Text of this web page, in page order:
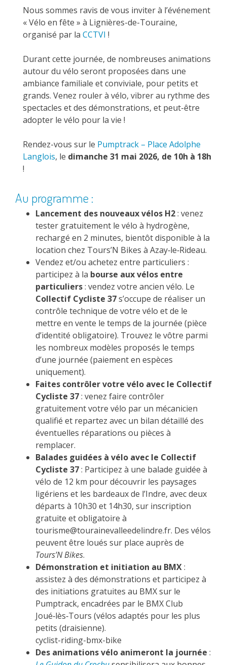
Nous sommes ravis de vous inviter à l’événement
« Vélo en fête » à Lignières-de-Touraine,
organisé par la CCTVI !
Durant cette journée, de nombreuses animations
autour du vélo seront proposées dans une
ambiance familiale et conviviale, pour petits et
grands. Venez rouler à vélo, vibrer au rythme des
spectacles et des démonstrations, et peut-être
adopter le vélo pour la vie !
Rendez-vous sur le Pumptrack – Place Adolphe
Langlois, le dimanche 31 mai 2026, de 10h à 18h
!
Au programme :
Lancement des nouveaux vélos H2: venez
tester gratuitement le vélo à hydrogène,
rechargé en 2 minutes, bientôt disponible à la
location chez Tours’N Bikes à Azay‑le‑Rideau.
Vendez et/ou achetez entre particuliers :
participez à la bourse aux vélos entre
particuliers: vendez votre ancien vélo. Le
Collectif Cycliste 37s’occupe de réaliser un
contrôle technique de votre vélo et de le
mettre en vente le temps de la journée (pièce
d’identité obligatoire). Trouvez le vôtre parmi
les nombreux modèles proposés le temps
d’une journée (paiement en espèces
uniquement).
Faites contrôler votre vélo avec le Collectif
Cycliste 37: venez faire contrôler
gratuitement votre vélo par un mécanicien
qualifié et repartez avec un bilan détaillé des
éventuelles réparations ou pièces à
remplacer.
Balades guidées à vélo avec le Collectif
Cycliste 37: Participez à une balade guidée à
vélo de 12 km pour découvrir les paysages
ligériens et les bardeaux de l’Indre, avec deux
départs à 10h30 et 14h30, sur inscription
gratuite et obligatoire à
tourisme@tourainevalleedelindre.fr. Des vélos
peuvent être loués sur place auprès de
Tours’N Bikes.
Démonstration et initiation au BMX:
assistez à des démonstrations et participez à
des initiations gratuites au BMX sur le
Pumptrack, encadrées par le BMX Club
Joué‑lès‑Tours (vélos adaptés pour les plus
petits (draisienne).
cyclist-riding-bmx-bike
Des animations vélo animeront la journée :